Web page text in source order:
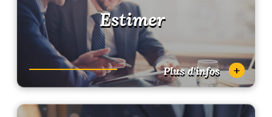
Estimer
Plus d'infos +